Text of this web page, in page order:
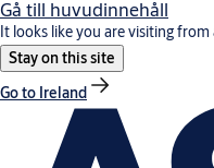
Gå till huvudinnehåll
It looks like you are visiting
Stay on this site
Go to Ireland